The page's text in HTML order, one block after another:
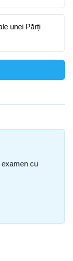
unei Părți
cu